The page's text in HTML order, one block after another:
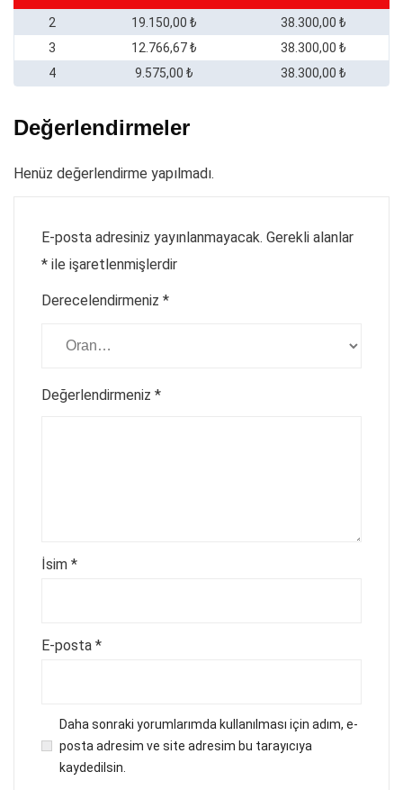
2 19.150,00 ₺
38.300,00 ₺
3
12.766,67 ₺
38.300,00 ₺
4
9.575,00 ₺ 38.300,00 ₺
Değerlendirmeler
Henüz değerlendirme yapılmadı.
E-posta adresiniz yayınlanmayacak. Gerekli alanlar
* ile işaretlenmişlerdir
Derecelendirmeniz *
Değerlendirmeniz *
İsim *
E-posta *
Daha sonraki yorumlarımda kullanılması için adım, e-
posta adresim ve site adresim bu tarayıcıya
kaydedilsin.